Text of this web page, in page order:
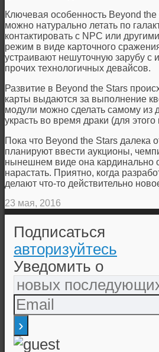
Ключевая особенность Beyond
можно натурально летать по
контактировать с NPC или
режим в виде карточного
устраивают нешуточную зарубу с
прочих технологичных девайсов.
Развитие в Beyond the Stars
карты выдаются за выполнение
модули можно сделать самому из
украсть во время драки (для
Пока что Beyond the Stars далека
планируют ввести аукционы,
нынешнем виде она кардинально
нарастать. Приятно, когда
делают что-то действительно
23 мая, 2016
Подписаться
авторизуйтесь
Уведомить о